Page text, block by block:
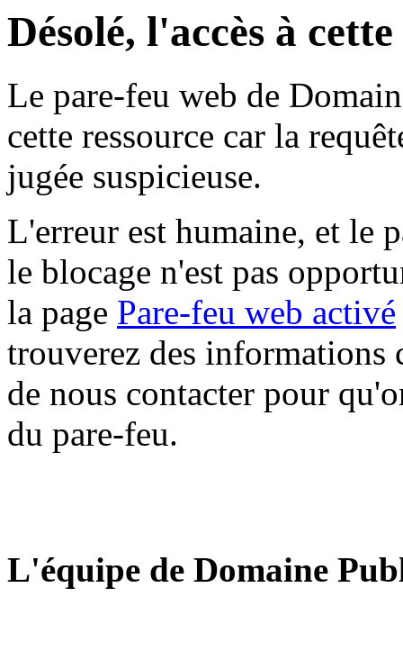
Désolé, l'accès à
Le pare-feu web de
cette ressource car la
jugée suspicieuse.
L'erreur est humaine, et le
le blocage n'est pas
la page Pare-feu web activé
trouverez des informations
de nous contacter pour
du pare-feu.
L'équipe de Domaine